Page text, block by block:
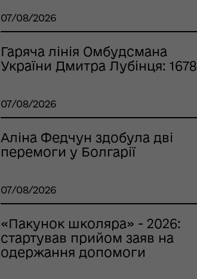
07/08/2026
Гаряча лінія Омбудсмана
України Дмитра Лубінця: 1678
07/08/2026
Аліна Федчун здобула дві
перемоги у Болгарії
07/08/2026
«Пакунок школяра» - 2026:
стартував прийом заяв на
одержання допомоги